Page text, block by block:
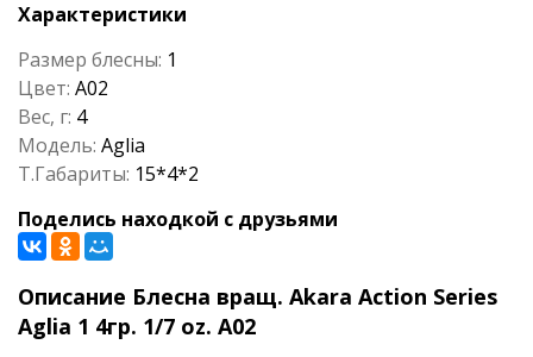
Характеристики
Размер блесны: 1
Цвет: A02
Вес, г: 4
Модель: Aglia
Т.Габариты: 15*4*2
Поделись находкой с друзьями
Описание Блесна вращ. Akara Action Series
Aglia 1 4гр. 1/7 oz. A02